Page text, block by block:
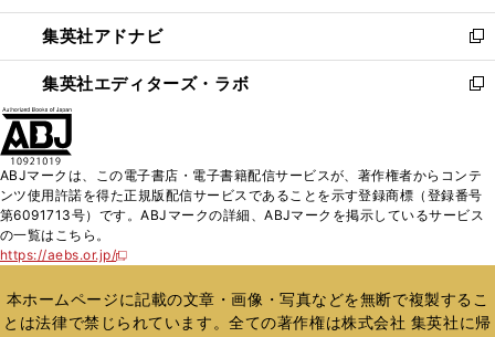
開
く
ウ
で
開
く
ン
ド
ウ
で
ウ
ィ
ン
ド
く
集英社アドナビ
新
し
い
ド
ウ
で
集英社エディターズ・ラボ
新
ィ
ン
ド
開
く
ABJマークは、この電子書店・電子書籍配信サービスが、著作権者からコンテ
ンツ使用許諾を得た正規版配信サービスであることを示す登録商標（登録番号
第6091713号）です。ABJマークの詳細、ABJマークを掲示しているサービス
の一覧はこちら。
https://aebs.or.jp/
新
い
ウ
ィ
本ホームページに記載の文章・画像・写真などを無断で複製するこ
とは法律で禁じられています。全ての著作権は株式会社 集英社に帰